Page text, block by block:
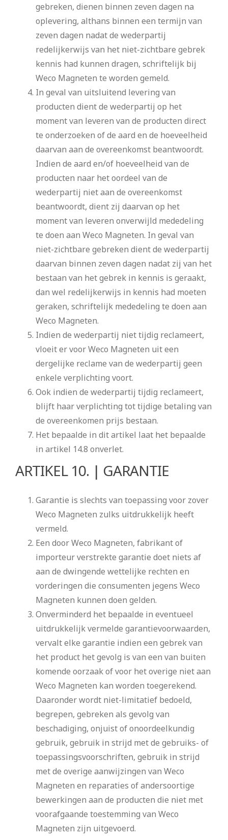
gebreken, dienen binnen zeven dagen na
oplevering, althans binnen een termijn van
zeven dagen nadat de wederpartij
redelijkerwijs van het niet-zichtbare gebrek
kennis had kunnen dragen, schriftelijk bij
Weco Magneten te worden gemeld.
In geval van uitsluitend levering van
producten dient de wederpartij op het
moment van leveren van de producten direct
te onderzoeken of de aard en de hoeveelheid
daarvan aan de overeenkomst beantwoordt.
Indien de aard en/of hoeveelheid van de
producten naar het oordeel van de
wederpartij niet aan de overeenkomst
beantwoordt, dient zij daarvan op het
moment van leveren onverwijld mededeling
te doen aan Weco Magneten. In geval van
niet-zichtbare gebreken dient de wederpartij
daarvan binnen zeven dagen nadat zij van het
bestaan van het gebrek in kennis is geraakt,
dan wel redelijkerwijs in kennis had moeten
geraken, schriftelijk mededeling te doen aan
Weco Magneten.
Indien de wederpartij niet tijdig reclameert,
vloeit er voor Weco Magneten uit een
dergelijke reclame van de wederpartij geen
enkele verplichting voort.
Ook indien de wederpartij tijdig reclameert,
blijft haar verplichting tot tijdige betaling van
de overeenkomen prijs bestaan.
Het bepaalde in dit artikel laat het bepaalde
in artikel 14.8 onverlet.
ARTIKEL 10. | GARANTIE
Garantie is slechts van toepassing voor zover
Weco Magneten zulks uitdrukkelijk heeft
vermeld.
Een door Weco Magneten, fabrikant of
importeur verstrekte garantie doet niets af
aan de dwingende wettelijke rechten en
vorderingen die consumenten jegens Weco
Magneten kunnen doen gelden.
Onverminderd het bepaalde in eventueel
uitdrukkelijk vermelde garantievoorwaarden,
vervalt elke garantie indien een gebrek van
het product het gevolg is van een van buiten
komende oorzaak of voor het overige niet aan
Weco Magneten kan worden toegerekend.
Daaronder wordt niet-limitatief bedoeld,
begrepen, gebreken als gevolg van
beschadiging, onjuist of onoordeelkundig
gebruik, gebruik in strijd met de gebruiks- of
toepassingsvoorschriften, gebruik in strijd
met de overige aanwijzingen van Weco
Magneten en reparaties of andersoortige
bewerkingen aan de producten die niet met
voorafgaande toestemming van Weco
Magneten zijn uitgevoerd.